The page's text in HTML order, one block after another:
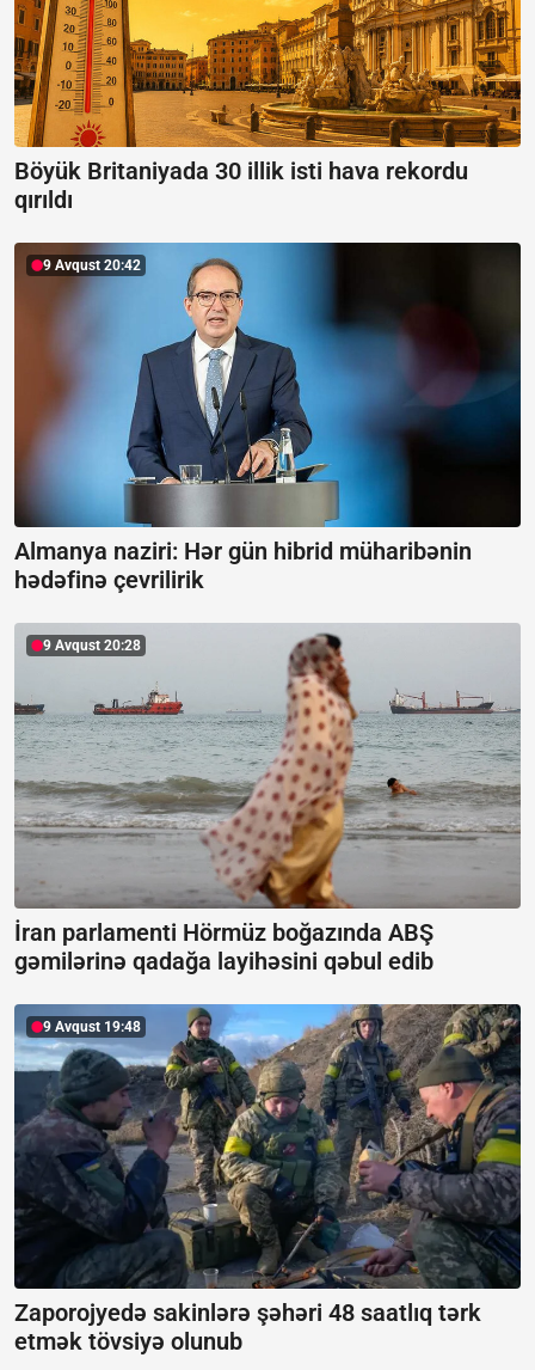
Böyük Britaniyada 30 illik isti hava rekordu
qırıldı
9 Avqust 20:42
Almanya naziri: Hər gün hibrid müharibənin
hədəfinə çevrilirik
9 Avqust 20:28
İran parlamenti Hörmüz boğazında ABŞ
gəmilərinə qadağa layihəsini qəbul edib
9 Avqust 19:48
Zaporojyedə sakinlərə şəhəri 48 saatlıq tərk
etmək tövsiyə olunub